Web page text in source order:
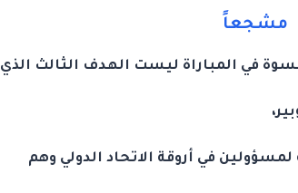
مشجعاً
في المباراة ليست الهدف الثالث الذي
في أروقة الاتحاد الدولي وهم